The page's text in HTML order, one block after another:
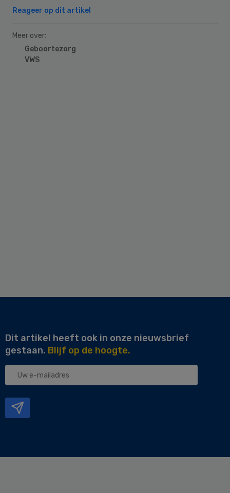
Reageer op dit artikel
Meer over:
Geboortezorg
VWS
Dit artikel heeft ook in onze nieuwsbrief
gestaan. Blijf op de hoogte.
Uw